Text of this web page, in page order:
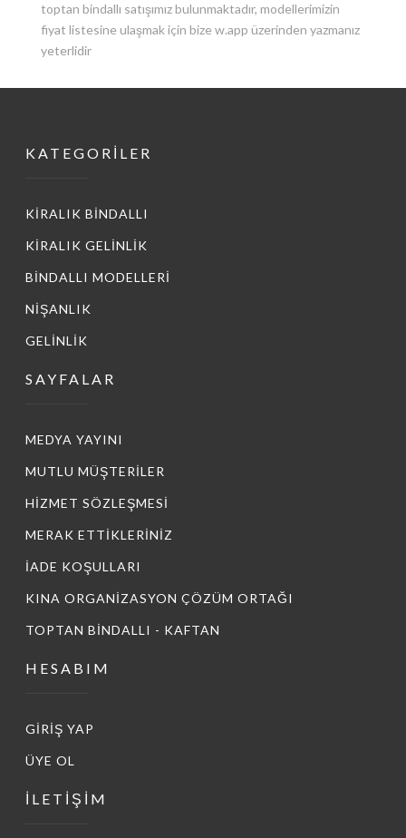
toptan bindallı satışımız bulunmaktadır, modellerimizin
fiyat listesine ulaşmak için bize w.app üzerinden yazmanız
yeterlidir
KATEGORİLER
KİRALIK BİNDALLI
KİRALIK GELİNLİK
BİNDALLI MODELLERİ
NİŞANLIK
GELİNLİK
SAYFALAR
MEDYA YAYINI
MUTLU MÜŞTERİLER
HİZMET SÖZLEŞMESİ
MERAK ETTİKLERİNİZ
İADE KOŞULLARI
KINA ORGANİZASYON ÇÖZÜM ORTAĞI
TOPTAN BİNDALLI - KAFTAN
HESABIM
GİRİŞ YAP
ÜYE OL
İLETİŞİM